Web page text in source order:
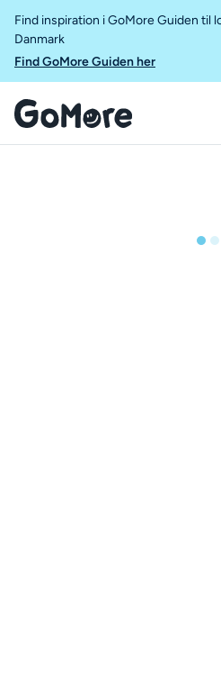
Find inspiration i GoMore Guiden til
Danmark
Find GoMore Guiden her